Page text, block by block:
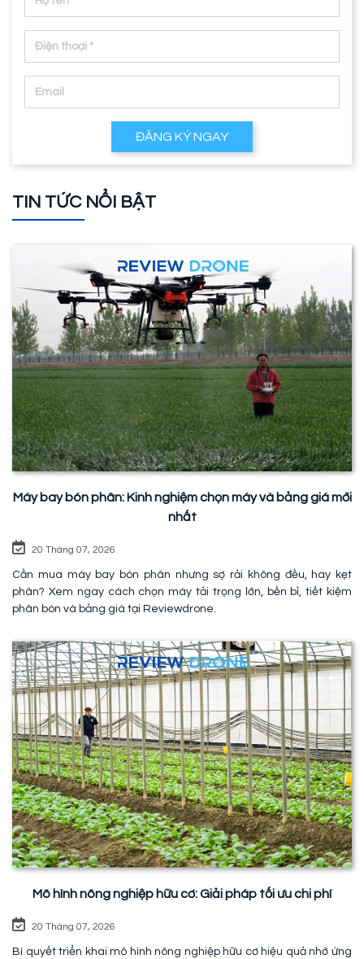
ĐĂNG KÝ NGAY
TIN TỨC NỔI BẬT
Máy bay bón phân: Kinh nghiệm chọn máy và bảng giá mới
nhất
20 Tháng 07, 2026
Cần mua máy bay bón phân nhưng sợ rải không đều, hay kẹt
phân? Xem ngay cách chọn máy tải trọng lớn, bền bỉ, tiết kiệm
phân bón và bảng giá tại Reviewdrone.
Mô hình nông nghiệp hữu cơ: Giải pháp tối ưu chi phí
20 Tháng 07, 2026
Bí quyết triển khai mô hình nông nghiệp hữu cơ hiệu quả nhờ ứng